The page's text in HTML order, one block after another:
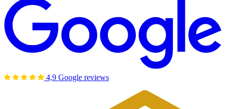
4,9 Google reviews